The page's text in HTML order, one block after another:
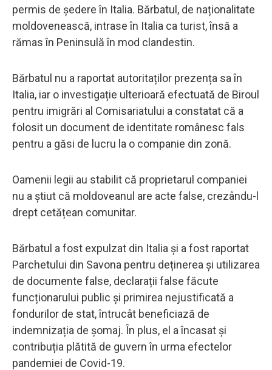
permis de ședere în Italia. Bărbatul, de naționalitate
moldovenească, intrase în Italia ca turist, însă a
rămas în Peninsulă în mod clandestin.
Bărbatul nu a raportat autoritaților prezența sa în
Italia, iar o investigație ulterioară efectuată de Biroul
pentru imigrări al Comisariatului a constatat că a
folosit un document de identitate românesc fals
pentru a găsi de lucru la o companie din zonă.
Oamenii legii au stabilit că proprietarul companiei
nu a știut că moldoveanul are acte false, crezându-l
drept cetățean comunitar.
Bărbatul a fost expulzat din Italia și a fost raportat
Parchetului din Savona pentru deținerea și utilizarea
de documente false, declarații false făcute
funcționarului public și primirea nejustificată a
fondurilor de stat, întrucât beneficiază de
indemnizația de șomaj. În plus, el a încasat și
contribuția plătită de guvern în urma efectelor
pandemiei de Covid-19.